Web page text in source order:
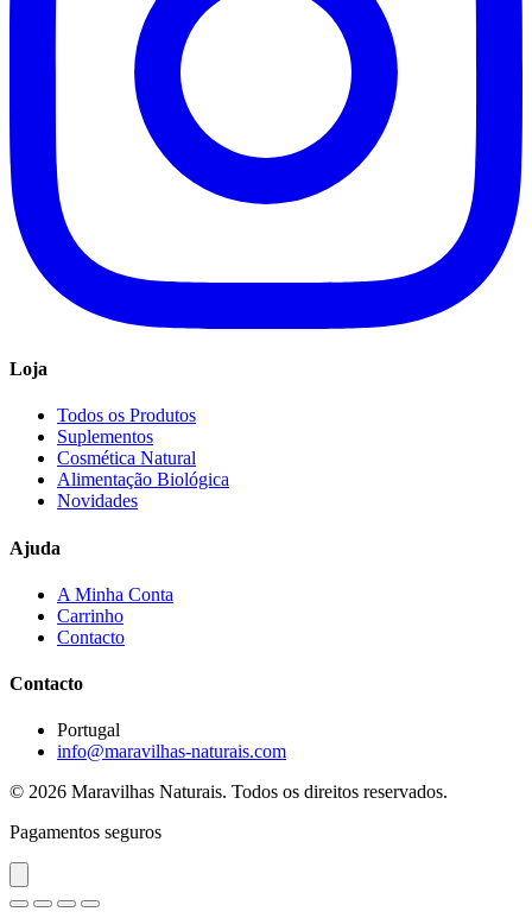
Loja
Todos os Produtos
Suplementos
Cosmética Natural
Alimentação Biológica
Novidades
Ajuda
A Minha Conta
Carrinho
Contacto
Contacto
Portugal
info@maravilhas-naturais.com
© 2026 Maravilhas Naturais. Todos os direitos reservados.
Pagamentos seguros